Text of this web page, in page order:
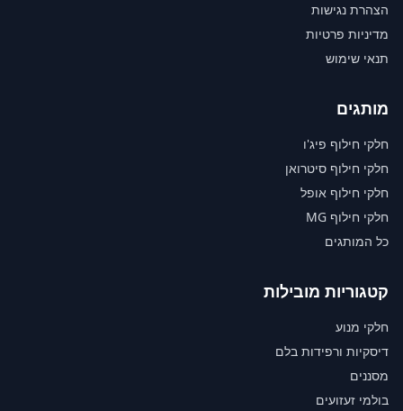
הצהרת נגישות
מדיניות פרטיות
תנאי שימוש
מותגים
חלקי חילוף פיג'ו
חלקי חילוף סיטרואן
חלקי חילוף אופל
חלקי חילוף MG
כל המותגים
קטגוריות מובילות
חלקי מנוע
דיסקיות ורפידות בלם
מסננים
בולמי זעזועים